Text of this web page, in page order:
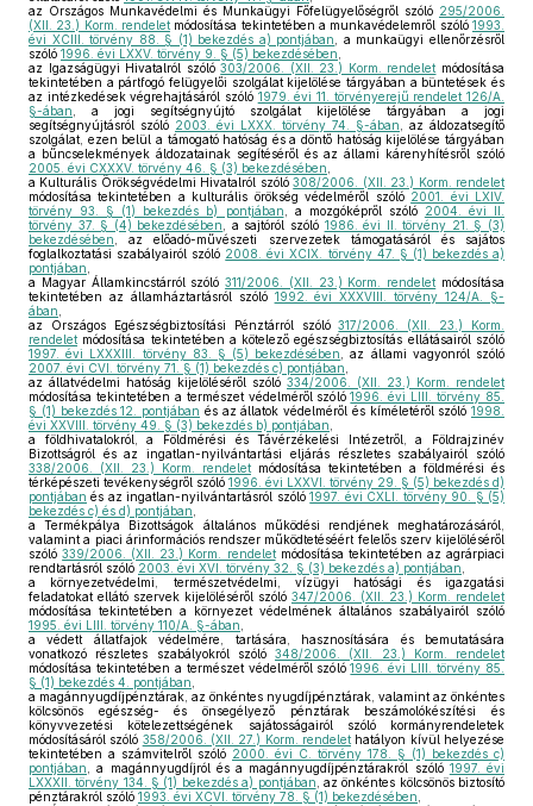
az Országos Munkavédelmi és Munkaügyi Főfelügyelőségről szóló 295/2006.
(XII. 23.) Korm. rendelet módosítása tekintetében a munkavédelemről szóló 1993.
évi XCIII. törvény 88. § (1) bekezdés a) pontjában
, a munkaügyi ellenőrzésről
szóló 1996. évi LXXV. törvény 9. § (5) bekezdésében
az Igazságügyi Hivatalról szóló303/2006. (XII. 23.) Korm. rendelet módosítása
tekintetében a pártfogó felügyelői szolgálat kijelölése tárgyában a büntetések és
az intézkedések végrehajtásáról szóló 1979. évi 11. törvényerejű rendelet 126/A.
§-ában , a jogi segítségnyújtó szolgálat kijelölése tárgyában a jogi
segítségnyújtásról szóló 2003. évi LXXX. törvény 74. §-ában , az áldozatsegítő
szolgálat, ezen belül a támogató hatóság és a döntő hatóság kijelölése tárgyában
a bűncselekmények áldozatainak segítéséről és az állami kárenyhítésről szóló
2005. évi CXXXV. törvény 46. § (3) bekezdésében
a Kulturális Örökségvédelmi Hivatalról szóló308/2006. (XII. 23.) Korm. rendelet
módosítása tekintetében a kulturális örökség védelméről szóló 2001. évi LXIV.
törvény 93. § (1) bekezdés b) pontjában , a mozgóképről szóló 2004. évi II.
törvény 37. § (4) bekezdésében
, a sajtóról szóló 1986. évi II. törvény 21. § (3)
bekezdésében , az előadó-művészeti szervezetek támogatásáról és sajátos
foglalkoztatási szabályairól szóló 2008. évi XCIX. törvény 47. § (1) bekezdés a)
pontjában
a Magyar Államkincstárról szóló311/2006. (XII. 23.) Korm. rendelet módosítása
tekintetében az államháztartásról szóló 1992. évi XXXVIII. törvény 124/A. §-
ában
az Országos Egészségbiztosítási Pénztárról szóló317/2006. (XII. 23.) Korm.
rendelet módosítása tekintetében a kötelező egészségbiztosítás ellátásairól szóló
1997. évi LXXXIII. törvény 83. § (5) bekezdésében
, az állami vagyonról szóló
2007. évi CVI. törvény 71. § (1) bekezdés c) pontjában
az állatvédelmi hatóság kijelöléséről szóló 334/2006. (XII. 23.) Korm. rendelet
módosítása tekintetében a természet védelméről szóló1996. évi LIII. törvény 85.
§ (1) bekezdés 12. pontjában és az állatok védelméről és kíméletéről szóló 1998.
évi XXVIII. törvény 49. § (3) bekezdés b) pontjában
a földhivatalokról, a Földmérési és Távérzékelési Intézetről, a Földrajzinév
Bizottságról és az ingatlan-nyilvántartási eljárás részletes szabályairól szóló
338/2006. (XII. 23.) Korm. rendelet módosítása tekintetében a földmérési és
térképészeti tevékenységről szóló 1996. évi LXXVI. törvény 29. § (5) bekezdés d)
pontjában és az ingatlan-nyilvántartásról szóló1997. évi CXLI. törvény 90. § (5)
bekezdés c) és d) pontjában
a Termékpálya Bizottságok általános működési rendjének meghatározásáról,
valamint a piaci árinformációs rendszer működtetéséért felelős szerv kijelöléséről
szóló339/2006. (XII. 23.) Korm. rendeletmódosítása tekintetében az agrárpiaci
rendtartásról szóló 2003. évi XVI. törvény 32. § (3) bekezdés a) pontjában
a környezetvédelmi, természetvédelmi, vízügyi hatósági és igazgatási
feladatokat ellátó szervek kijelöléséről szóló 347/2006. (XII. 23.) Korm. rendelet
módosítása tekintetében a környezet védelmének általános szabályairól szóló
1995. évi LIII. törvény 110/A. §-ában
a védett állatfajok védelmére, tartására, hasznosítására és bemutatására
vonatkozó részletes szabályokról szóló 348/2006. (XII. 23.) Korm. rendelet
módosítása tekintetében a természet védelméről szóló1996. évi LIII. törvény 85.
§ (1) bekezdés 4. pontjában
a magánnyugdíjpénztárak, az önkéntes nyugdíjpénztárak, valamint az önkéntes
kölcsönös egészség- és önsegélyező pénztárak beszámolókészítési és
könyvvezetési kötelezettségének sajátosságairól szóló kormányrendeletek
módosításáról szóló 358/2006. (XII. 27.) Korm. rendelet hatályon kívül helyezése
tekintetében a számvitelről szóló 2000. évi C. törvény 178. § (1) bekezdés c)
pontjában , a magánnyugdíjról és a magánnyugdíjpénztárakról szóló 1997. évi
LXXXII. törvény 134. § (1) bekezdés a) pontjában , az önkéntes kölcsönös biztosító
pénztárakról szóló 1993. évi XCVI. törvény 78. § (1) bekezdésében